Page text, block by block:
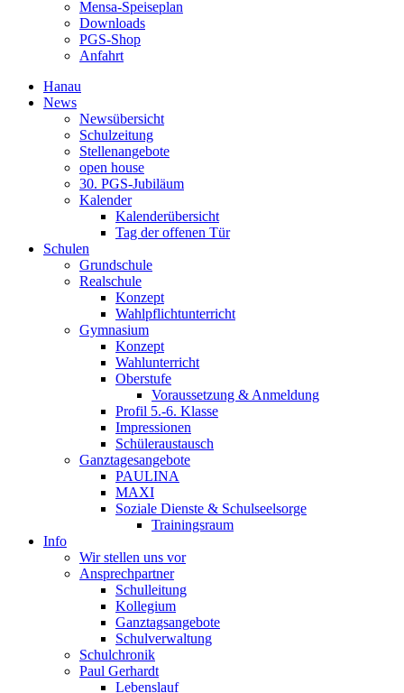
Mensa-Speiseplan
Downloads
PGS-Shop
Anfahrt
Hanau
News
Newsübersicht
Schulzeitung
Stellenangebote
open house
30. PGS-Jubiläum
Kalender
Kalenderübersicht
Tag der offenen Tür
Schulen
Grundschule
Realschule
Konzept
Wahlpflichtunterricht
Gymnasium
Konzept
Wahlunterricht
Oberstufe
Voraussetzung & Anmeldung
Profil 5.-6. Klasse
Impressionen
Schüleraustausch
Ganztagesangebote
PAULINA
MAXI
Soziale Dienste & Schulseelsorge
Trainingsraum
Info
Wir stellen uns vor
Ansprechpartner
Schulleitung
Kollegium
Ganztagsangebote
Schulverwaltung
Schulchronik
Paul Gerhardt
Lebenslauf